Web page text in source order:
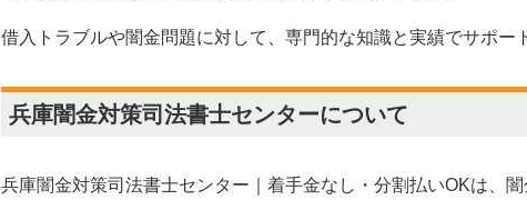
借入トラブルや闇金問題に対して、専門的な知識と実績でサポー
兵庫闇金対策司法書士センターについて
兵庫闇金対策司法書士センター｜着手金なし・分割払いOKは、